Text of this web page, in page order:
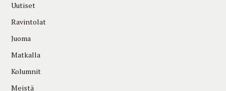
Uutiset
Ravintolat
Juoma
Matkalla
Kolumnit
Meistä